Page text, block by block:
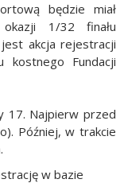
będzie miał
1/32 finału
akcja rejestracji
kostnego Fundacji
17. Najpierw przed
Później, w trakcie
w bazie